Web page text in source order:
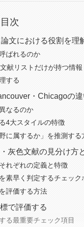
目次
文における役割を理
ばれるのか
献リストだけが持つ情報
する
・Chicagoの
なるのか
4大スタイルの特徴
に属するか」を推測する
灰色文献の見分け方
れぞれの定義と特徴
素早く判定するチェック
評価する方法
で評価する
る最重要チェック項目